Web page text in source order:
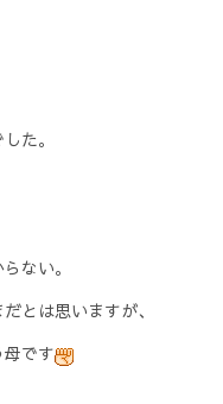
た。
ない。
とは思いますが、
です